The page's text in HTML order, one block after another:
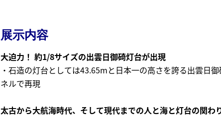
展示内容
大迫力！ 約1/8サイズの出雲日御碕灯台が出現
・石造の灯台としては43.65mと日本一の高さを誇る出雲日
ネルで再現
太古から大航海時代、そして現代までの人と海と灯台の関わ